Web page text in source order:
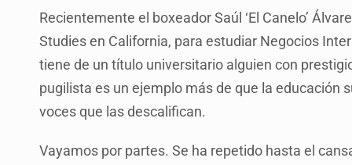
Mueren cuatro personas por
Ken Salazar afirma que no tiene
Sheinbaum se reúnen secretario
Vinculan a responsable de
Buscan reformar Ley de Salud
Recientemente el boxeador Saúl ‘El Canelo’
Studies en California, para estudiar Negocios
tiene de un título universitario alguien con
pugilista es un ejemplo más de que la educación
voces que las descalifican.
Vayamos por partes. Se ha repetido hasta el